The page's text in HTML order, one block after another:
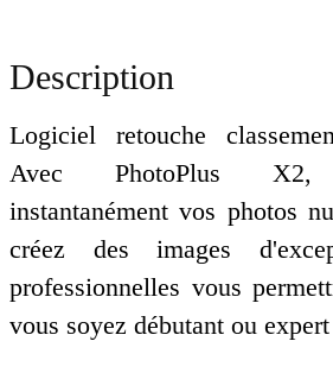
Description
Logiciel retouche
Avec PhotoPlus X2,
instantanément vos photos
créez des images
professionnelles vous
vous soyez débutant ou